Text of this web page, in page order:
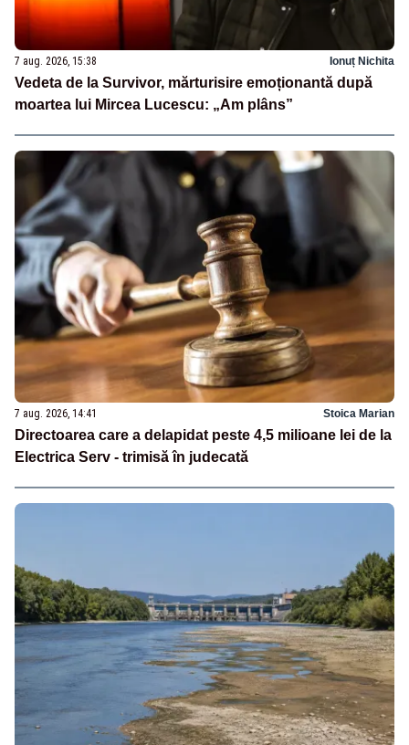
7 aug. 2026, 15:38 Ionuț Nichita
Vedeta de la Survivor, mărturisire emoționantă după
moartea lui Mircea Lucescu: „Am plâns”
7 aug. 2026, 14:41 Stoica Marian
Directoarea care a delapidat peste 4,5 milioane lei de la
Electrica Serv - trimisă în judecată